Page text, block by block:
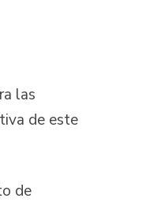
las
de este
de